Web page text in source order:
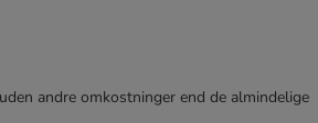
andre omkostninger end de almindelige